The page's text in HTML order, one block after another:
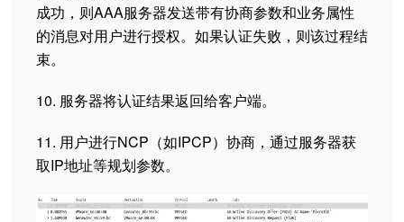
成功，则AAA服务器发送带有协商参数和业务属性
的消息对用户进行授权。如果认证失败，则该过程结
束。
10. 服务器将认证结果返回给客户端。
11. 用户进行NCP（如IPCP）协商，通过服务器获
取IP地址等规划参数。